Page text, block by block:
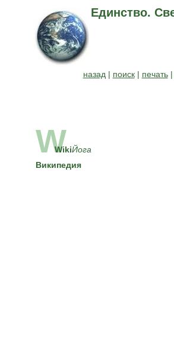
Единство.
назад | поиск| печать|
W
WikiЙога
Википедия